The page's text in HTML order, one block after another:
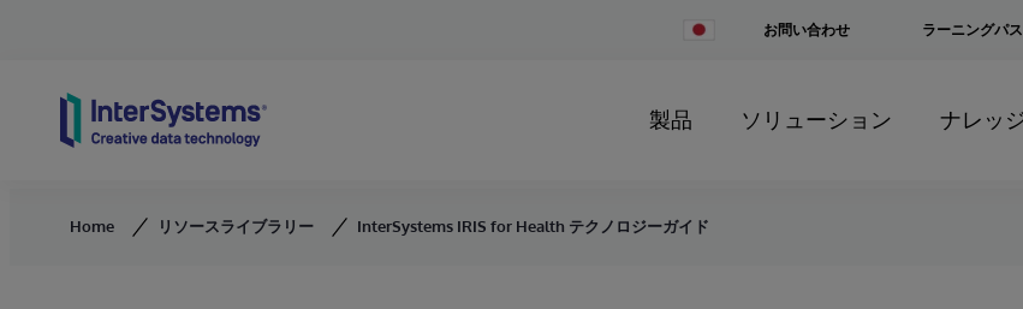
Change
お問い合わせ ラーニングパス
製品 ソリューション ナレッ
Home リソースライブラリー InterSystems IRIS for Health テクノロジーガイド